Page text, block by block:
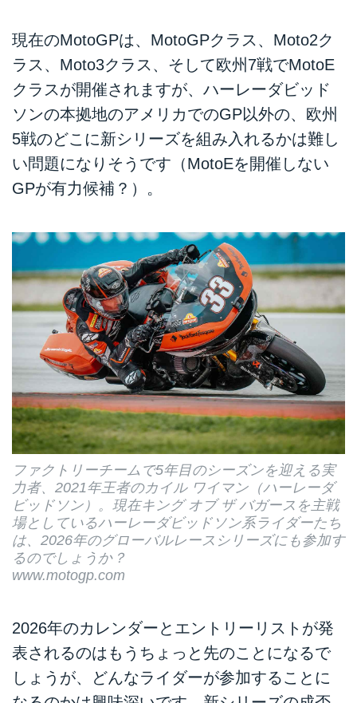
現在のMotoGPは、MotoGPクラス、Moto2ク
ラス、Moto3クラス、そして欧州7戦でMotoE
クラスが開催されますが、ハーレーダビッド
ソンの本拠地のアメリカでのGP以外の、欧州
5戦のどこに新シリーズを組み入れるかは難し
い問題になりそうです（MotoEを開催しない
GPが有力候補？）。
ファクトリーチームで5年目のシーズンを迎える実
力者、2021年王者のカイル ワイマン（ハーレーダ
ビッドソン）。現在キング オブ ザ バガースを主戦
場としているハーレーダビッドソン系ライダーたち
は、2026年のグローバルレースシリーズにも参加す
るのでしょうか？
www.motogp.com
2026年のカレンダーとエントリーリストが発
表されるのはもうちょっと先のことになるで
しょうが、どんなライダーが参加することに